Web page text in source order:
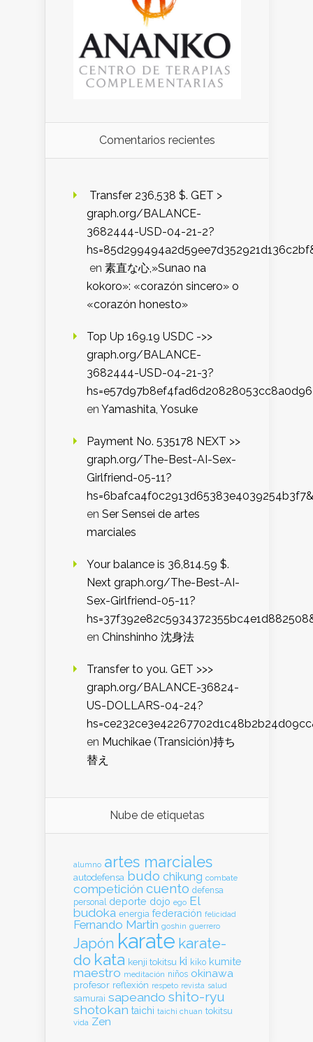
Comentarios recientes
️ Transfer 236,538 $. GET >
graph.org/BALANCE-
3682444-USD-04-21-2?
en 素直な心,»Sunao na
kokoro»: «corazón sincero» o
«corazón honesto»
Top Up 169.19 USDC ->>
graph.org/BALANCE-
3682444-USD-04-21-3?
en Yamashita, Yosuke
Payment No. 535178 NEXT >>
graph.org/The-Best-AI-Sex-
Girlfriend-05-11?
hs=6bafca4f0c2913d65383e4039254b3f7&
en Ser Sensei de artes
marciales
Your balance is 36,814.59 $.
Next graph.org/The-Best-AI-
Sex-Girlfriend-05-11?
en Chinshinho 沈身法
Transfer to you. GET >>>
graph.org/BALANCE-36824-
US-DOLLARS-04-24?
en Muchikae (Transición)持ち
替え
Nube de etiquetas
alumno artes marciales
autodefensa budo chikung combate
competición cuento defensa
personal
deporte dojo ego El
budoka energia federación felicidad
Fernando Martin goshin guerrero
Japón karate karate-
do kata kenji tokitsu ki kiko kumite
maestro meditación niños okinawa
profesor reflexión respeto revista salud
samurai sapeando shito-ryu
shotokan taichi taichi chuan tokitsu
vida Zen